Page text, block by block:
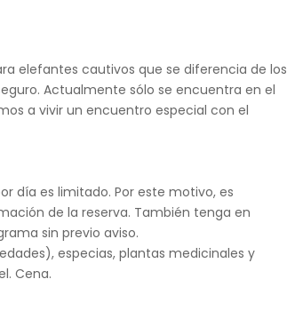
elefantes cautivos que se diferencia de los
Actualmente sólo se encuentra en el
a vivir un encuentro especial con el
día es limitado. Por este motivo, es
de la reserva. También tenga en
sin previo aviso.
especias, plantas medicinales y
Cena.